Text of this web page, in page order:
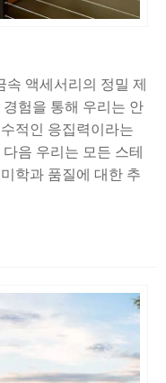
액세서리의 정밀 제
험을 통해 우리는 안
적인 응집력이라는
음 우리는 모든 스테
학과 품질에 대한 추